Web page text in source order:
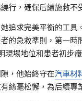
行，確保后續施救不
追求完美平衡的工具
的急救準則，第一
現場地位和患者初步癥
，他始終守在汽車材
絲毫松懈，為后續專